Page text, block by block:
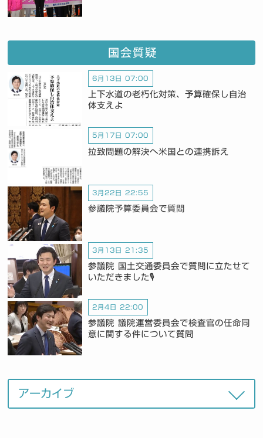
国会質疑
6月13日 07:00
上下水道の老朽化対策、予算確保し自治
体支えよ
5月17日 07:00
拉致問題の解決へ米国との連携訴え
3月22日 22:55
参議院予算委員会で質問
3月13日 21:35
参議院 国土交通委員会で質問に立たせて
いただきました🎙️
2月4日 22:00
参議院 議院運営委員会で検査官の任命同
意に関する件について質問